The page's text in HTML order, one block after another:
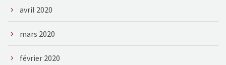
avril 2020
mars 2020
février 2020